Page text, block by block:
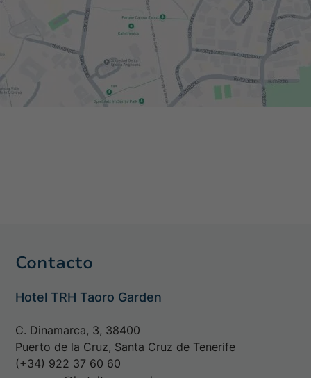
Contacto
Hotel TRH Taoro Garden
C. Dinamarca, 3, 38400
Puerto de la Cruz, Santa Cruz de Tenerife
(+34) 922 37 60 60